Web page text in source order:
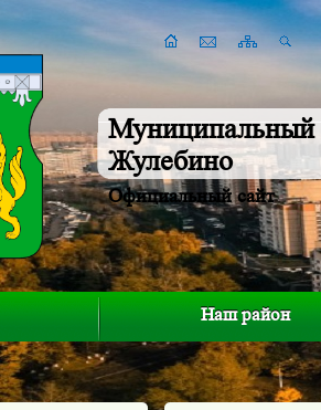
Муниципальный
Жулебино
Официальный сайт
Наш район